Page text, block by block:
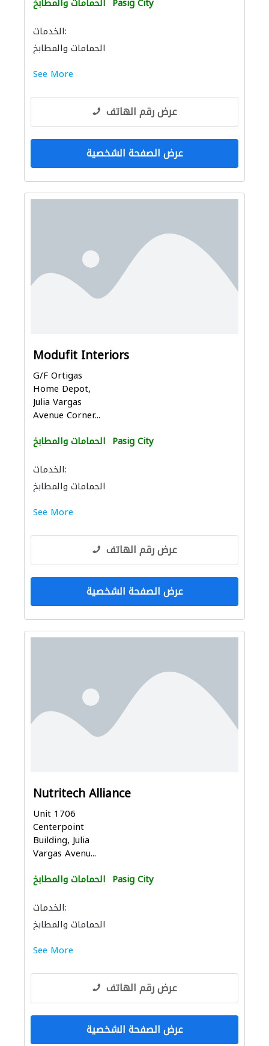
الخدمات:
الحمامات والمطابخ
See More
عرض رقم الهاتف
عرض الصفحة الشخصية
Modufit Interiors
G/F Ortigas
Home Depot,
Julia Vargas
Avenue Corner...
الحمامات والمطابخ Pasig City
الخدمات:
الحمامات والمطابخ
See More
عرض رقم الهاتف
عرض الصفحة الشخصية
Nutritech Alliance
Unit 1706
Centerpoint
Building, Julia
Vargas Avenu...
الحمامات والمطابخ Pasig City
الخدمات:
الحمامات والمطابخ
See More
عرض رقم الهاتف
عرض الصفحة الشخصية